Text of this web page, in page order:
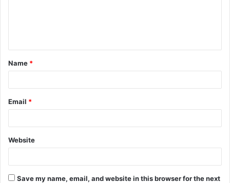
t
*
Name *
Email *
Website
Save my name, email, and website in this browser for the next